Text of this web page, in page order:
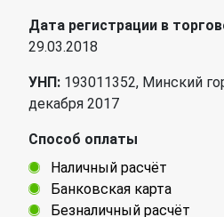
Дата регистрации в
29.03.2018
УНП: 193011352, Минский
декабря 2017
Способ оплаты
Наличный расчёт
Банковская карта
Безналичный расчёт